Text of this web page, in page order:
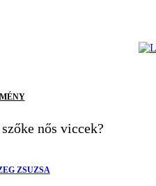
nős viccek?
ZSUZSA